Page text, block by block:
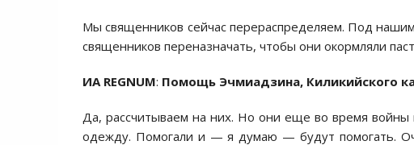
Мы священников сейчас перераспределяем. Под
священников переназначать, чтобы они окормляли
ИА REGNUM: Помощь Эчмиадзина, Киликийского
Да, рассчитываем на них. Но они еще во время
одежду. Помогали и — я думаю — будут помогать.